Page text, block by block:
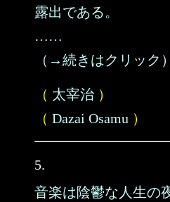
露出である。
……
（→続きはクリック）
（ 太宰治 ）
（ Dazai Osamu ）
5.
音楽は陰鬱な人生の